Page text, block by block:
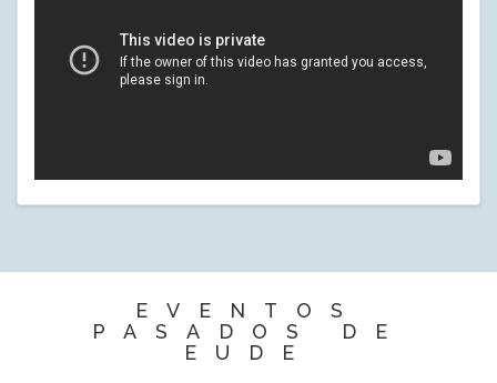
EVENTOS
PASADOS DE
EUDE